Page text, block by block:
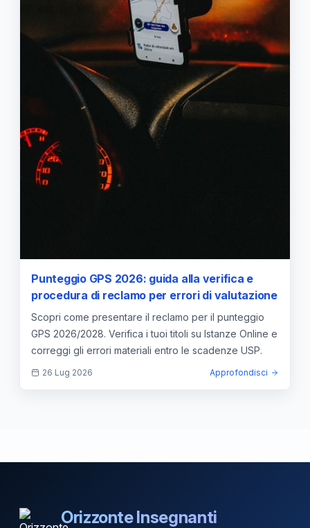
Punteggio GPS 2026: guida alla verifica e
procedura di reclamo per errori di valutazione
Scopri come presentare il reclamo per il punteggio
GPS 2026/2028. Verifica i tuoi titoli su Istanze Online e
correggi gli errori materiali entro le scadenze USP.
26 Lug 2026 Approfondisci
Orizzonte Insegnanti